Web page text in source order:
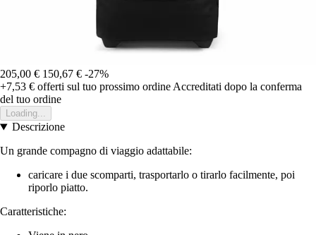
205,00 € 150,67 € -27%
+7,53 € offerti sul tuo prossimo ordine Accreditati dopo la conferma
del tuo ordine
Loading...
Descrizione
Un grande compagno di viaggio adattabile:
caricare i due scomparti, trasportarlo o tirarlo facilmente, poi
riporlo piatto.
Caratteristiche: